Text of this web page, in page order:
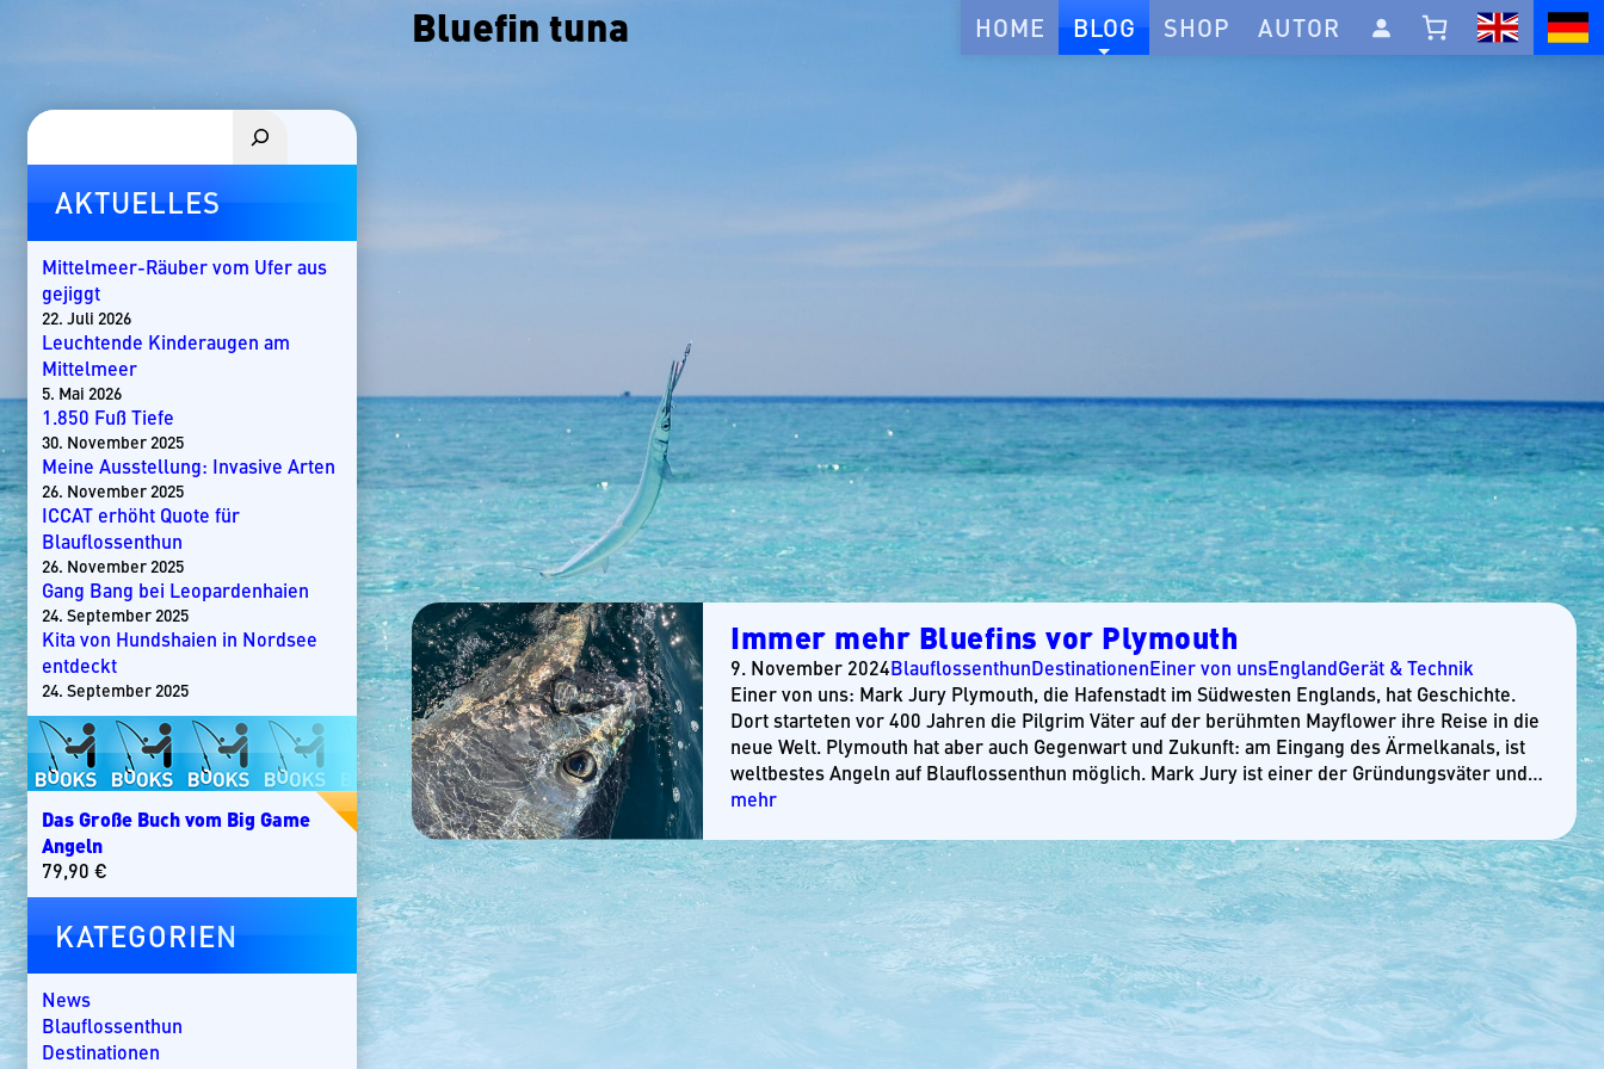
HOME BLOG SHOP AUTOR
Bluefin tuna
Immer mehr Bluefins vor Plymouth
9. November 2024BlauflossenthunDestinationenEiner von unsEnglandGerät & Technik
Einer von uns: Mark Jury Plymouth, die Hafenstadt im Südwesten Englands, hat Geschichte.
Dort starteten vor 400 Jahren die Pilgrim Väter auf der berühmten Mayflower ihre Reise in die
neue Welt. Plymouth hat aber auch Gegenwart und Zukunft: am Eingang des Ärmelkanals, ist
weltbestes Angeln auf Blauflossenthun möglich. Mark Jury ist einer der Gründungsväter und…
mehr
Suchen
AKTUELLES
Mittelmeer-Räuber vom Ufer aus
gejiggt
22. Juli 2026
Leuchtende Kinderaugen am
Mittelmeer
5. Mai 2026
1.850 Fuß Tiefe
30. November 2025
Meine Ausstellung: Invasive Arten
26. November 2025
ICCAT erhöht Quote für
Blauflossenthun
26. November 2025
Gang Bang bei Leopardenhaien
24. September 2025
Kita von Hundshaien in Nordsee
entdeckt
24. September 2025
Das Große Buch vom Big Game
Angeln
79,90 €
KATEGORIEN
News
Blauflossenthun
Destinationen